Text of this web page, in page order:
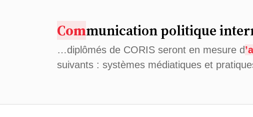
Communication politique
…diplômés de CORIS seront en mesure d
suivants : systèmes médiatiques et